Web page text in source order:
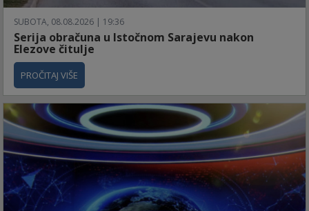
SUBOTA, 08.08.2026 | 19:36
Serija obračuna u Istočnom Sarajevu nakon
Elezove čitulje
PROČITAJ VIŠE